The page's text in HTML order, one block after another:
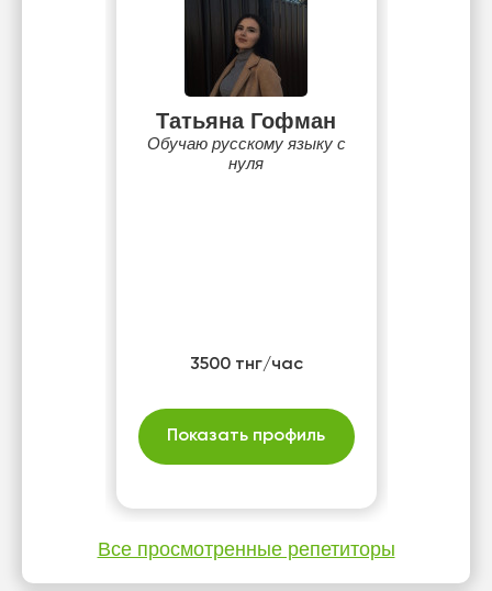
Татьяна Гофман
Обучаю русскому языку с
нуля
3500 тнг/час
Показать профиль
Все просмотренные репетиторы